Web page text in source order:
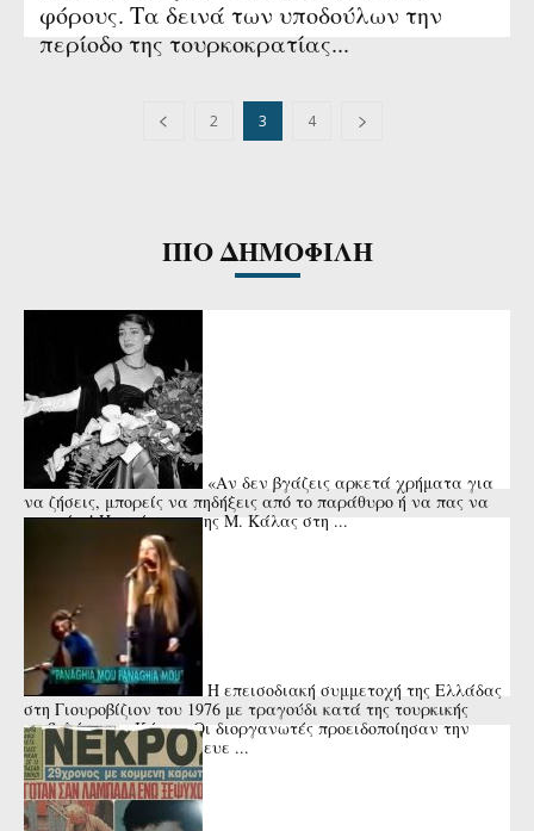
φόρους. Τα δεινά των υποδούλων την
περίοδο της τουρκοκρατίας...
2 3 4
ΠΙΟ ΔΗΜΟΦΙΛΗ
«Αν δεν βγάζεις αρκετά χρήματα για
να ζήσεις, μπορείς να πηδήξεις από το παράθυρο ή να πας να
πνιγείς»! Η απάντηση της Μ. Κάλας στη ...
Η επεισοδιακή συμμετοχή της Ελλάδας
στη Γιουροβίζιον του 1976 με τραγούδι κατά της τουρκικής
εισβολής στην Κύπρο. Οι διοργανωτές προειδοποίησαν την
Μαρίζα Κωχ ότι κινδύνευε ...